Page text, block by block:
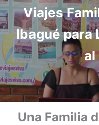
Viajes
Ibagué para
al
Una Familia